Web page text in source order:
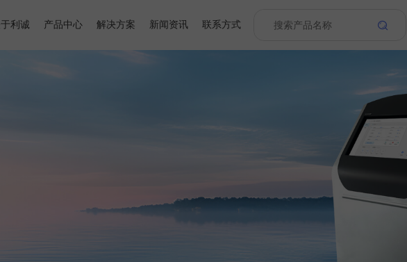
利诚 产品中心 解决方案 新闻资讯 联系方式